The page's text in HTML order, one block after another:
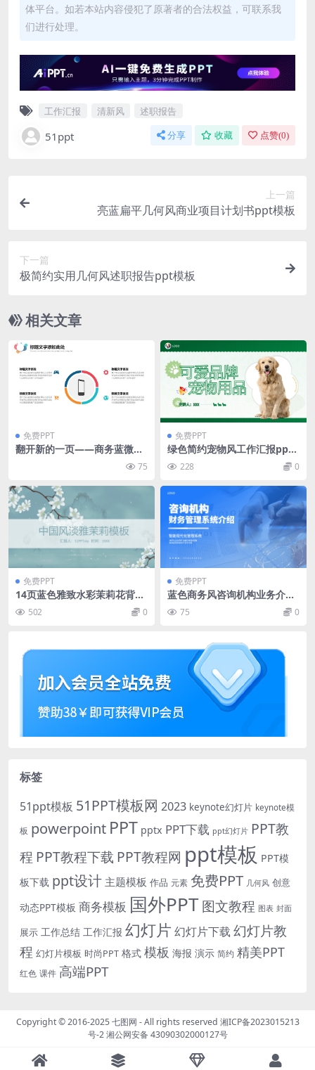
体平台。如若本站内容侵犯了原著者的合法权益，可联系我
们进行处理。
工作汇报 清新风 述职报告
51ppt 分享 收藏 点赞(0)
上一篇
亮蓝扁平几何风商业项目计划书ppt模板
下一篇
极简约实用几何风述职报告ppt模板
相关文章
免费PPT
翻开新的一页——商务蓝微立
75
免费PPT
绿色简约宠物风工作汇报pp模
板 228 0
免费PPT
14页蓝色雅致水彩茉莉花背景
PPT模板下载
502 0
免费PPT
蓝色商务风咨询机构业务介绍
通用ppt模板免费下载
75 0
标签
51ppt模板 51PPT模板网 2023 keynote幻灯片 keynote模
板 powerpoint PPT pptx PPT下载 ppt幻灯片 PPT教
程 PPT教程下载 PPT教程网 ppt模板 PPT模
板下载 ppt设计 主题模板 作品 元素 免费PPT 几何风 创意
动态PPT模板 商务模板 国外PPT图文教程 图表 封面
展示 工作总结 工作汇报 幻灯片 幻灯片下载 幻灯片教
程 幻灯片模板 时尚PPT 格式 模板 海报 演示 简约 精美PPT
红色 课件 高端PPT
Copyright © 2016-2025七图网 - All rights reserved 湘ICP备2023015213
号-2湘公网安备 43090302000127号